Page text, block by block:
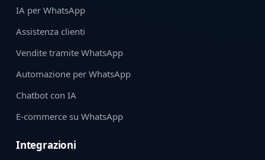
IA per WhatsApp
Assistenza clienti
Vendite tramite WhatsApp
Automazione per WhatsApp
Chatbot con IA
E-commerce su WhatsApp
Integrazioni